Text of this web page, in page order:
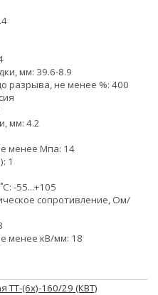
мм: 39.6-8.9
разрыва, не менее %: 400
мм: 4.2
менее Мпа: 14
1
-55...+105
сопротивление, Ом/
менее кВ/мм: 18
ТТ-(6х)-160/29 (КВТ)